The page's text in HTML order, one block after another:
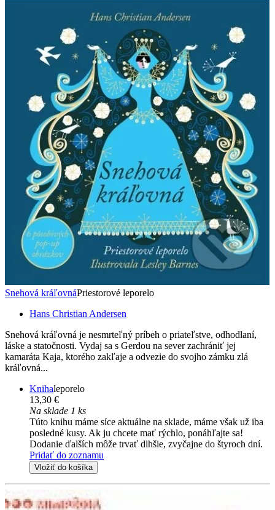
Snehová kráľovnáPriestorové leporelo
Hans Christian Andersen
Snehová kráľovná je nesmrteľný príbeh o priateľstve, odhodlaní,
láske a statočnosti. Vydaj sa s Gerdou na sever zachrániť jej
kamaráta Kaja, ktorého zakľaje a odvezie do svojho zámku zlá
kráľovná...
Knihaleporelo
13,30 €
Na sklade 1 ks
Túto knihu máme síce aktuálne na sklade, máme však už iba
posledné kusy. Ak ju chcete mať rýchlo, ponáhľajte sa!
Dodanie ďalších môže trvať dlhšie, zvyčajne do štyroch dní.
Pridať do zoznamu
Vložiť do košíka